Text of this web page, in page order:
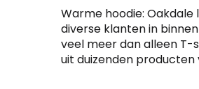
optie
kan
gekozen
worden
Warme hoodie:
diverse klanten in
veel meer dan alleen T-
uit duizenden